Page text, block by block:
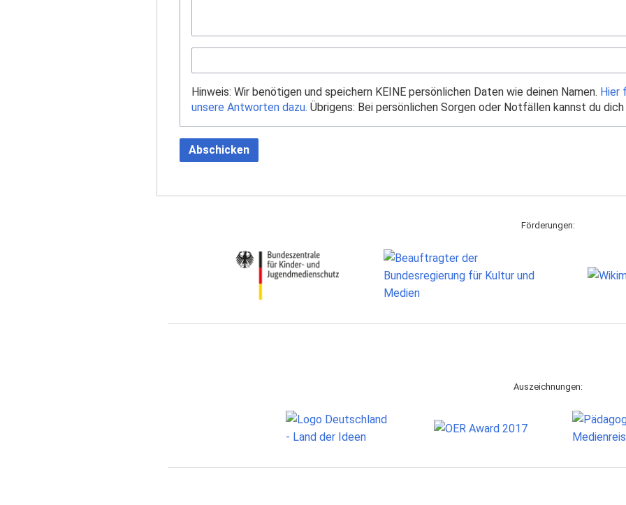
Hinweis: Wir benötigen und speichern KEINE persönlichen Daten wie deinen Namen. Hier
unsere Antworten dazu. Übrigens: Bei persönlichen Sorgen oder Notfällen kannst du dich
Abschicken
Förderungen:
Auszeichnungen: